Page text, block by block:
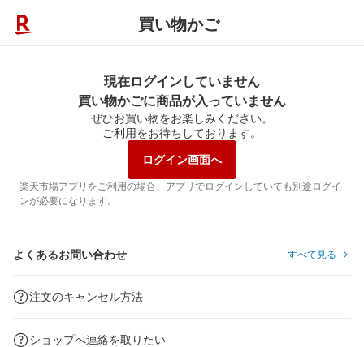
買い物かご
現在ログインしていません
買い物かごに商品が入っていません
ぜひお買い物をお楽しみください。
ご利用をお待ちしております。
ログイン画面へ
楽天市場アプリをご利用の場合、アプリでログインしていても別途ログイ
ンが必要になります。
よくあるお問い合わせ すべて見る
注文のキャンセル方法
ショップへ連絡を取りたい